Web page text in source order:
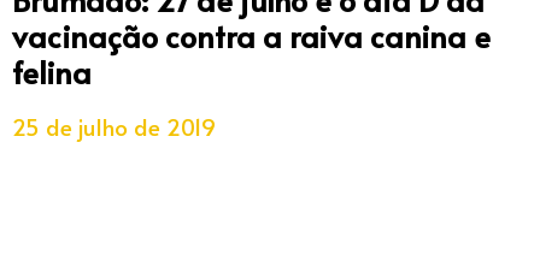
vacinação contra a raiva canina e
felina
25 de julho de 2019